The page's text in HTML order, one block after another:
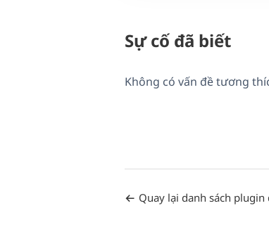
Sự cố đã biết
Không có vấn đề tương
Quay lại danh sách